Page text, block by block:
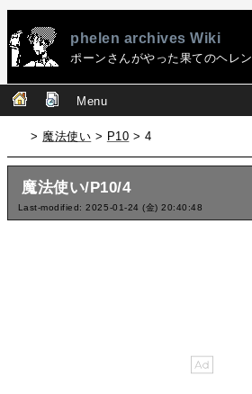
phelen archives Wiki
ポーンさんがやった果てのヘレン
Menu
> 魔法使い > P10 > 4
魔法使い/P10/4
Last-modified: 2025-01-24 (金) 20:40:48